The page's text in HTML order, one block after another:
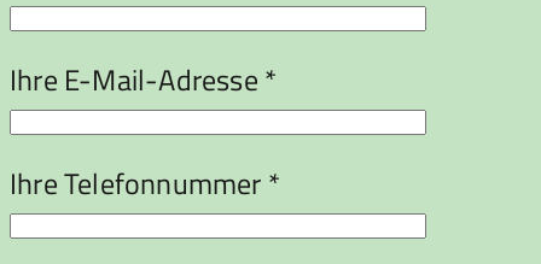
Ihre E-Mail-Adresse *
Ihre Telefonnummer *